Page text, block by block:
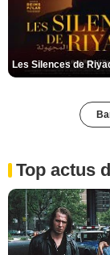
Top actus